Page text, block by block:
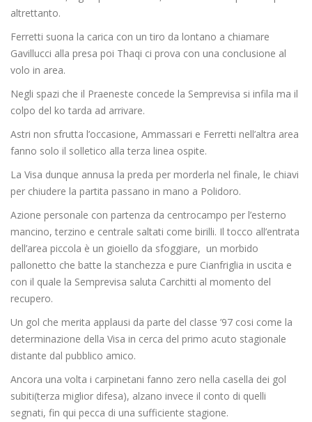
altrettanto.
Ferretti suona la carica con un tiro da lontano a chiamare
Gavillucci alla presa poi Thaqi ci prova con una conclusione al
volo in area.
Negli spazi che il Praeneste concede la Semprevisa si infila ma il
colpo del ko tarda ad arrivare.
Astri non sfrutta l’occasione, Ammassari e Ferretti nell’altra area
fanno solo il solletico alla terza linea ospite.
La Visa dunque annusa la preda per morderla nel finale, le chiavi
per chiudere la partita passano in mano a Polidoro.
Azione personale con partenza da centrocampo per l’esterno
mancino, terzino e centrale saltati come birilli. Il tocco all’entrata
dell’area piccola è un gioiello da sfoggiare, un morbido
pallonetto che batte la stanchezza e pure Cianfriglia in uscita e
con il quale la Semprevisa saluta Carchitti al momento del
recupero.
Un gol che merita applausi da parte del classe ’97 cosi come la
determinazione della Visa in cerca del primo acuto stagionale
distante dal pubblico amico.
Ancora una volta i carpinetani fanno zero nella casella dei gol
subiti(terza miglior difesa), alzano invece il conto di quelli
segnati, fin qui pecca di una sufficiente stagione.